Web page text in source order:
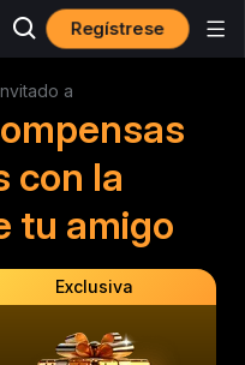
Regístrese
a
con la
tu amigo
Exclusiva